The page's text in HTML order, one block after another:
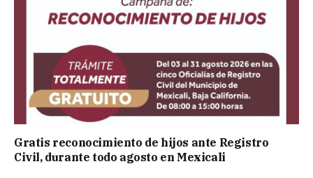
Gratis reconocimiento de hijos ante Registro
Civil, durante todo agosto en Mexicali